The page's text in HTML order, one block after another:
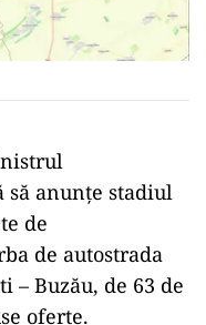
anunțe stadiul
de
de autostrada
– Buzău, de 63 de
oferte.